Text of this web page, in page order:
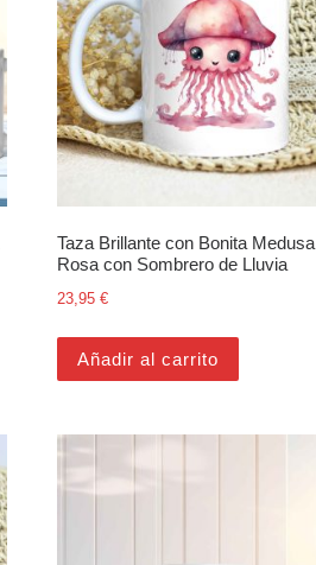
Taza Brillante con Bonita Medusa
Rosa con Sombrero de Lluvia
23,95 €
Añadir al carrito